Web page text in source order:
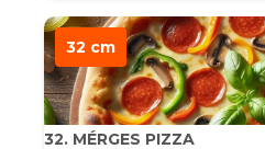
32 cm
32. MÉRGES PIZZA